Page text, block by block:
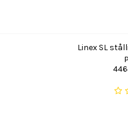
Linex SL